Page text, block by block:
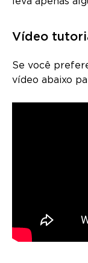
Vídeo
Se você
vídeo abaixo